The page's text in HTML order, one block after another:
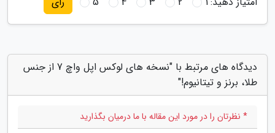
دیدگاه های مرتبط با "نسخه های لوکس اپل واچ 7 از جنس
طلا، برنز و تیتانیوم!"
* نظرتان را در مورد این مقاله با ما درمیان بگذارید